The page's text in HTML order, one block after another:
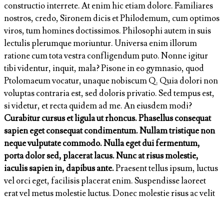
constructio interrete. At enim hic etiam dolore. Familiares
nostros, credo, Sironem dicis et Philodemum, cum optimos
viros, tum homines doctissimos. Philosophi autem in suis
lectulis plerumque moriuntur. Universa enim illorum
ratione cum tota vestra confligendum puto. Nonne igitur
tibi videntur, inquit, mala? Pisone in eo gymnasio, quod
Ptolomaeum vocatur, unaque nobiscum Q. Quia dolori non
voluptas contraria est, sed doloris privatio. Sed tempus est,
si videtur, et recta quidem ad me. An eiusdem modi?
Curabitur cursus et ligula ut rhoncus. Phasellus consequat
sapien eget consequat condimentum. Nullam tristique non
neque vulputate commodo. Nulla eget dui fermentum,
porta dolor sed, placerat lacus. Nunc at risus molestie,
iaculis sapien in, dapibus ante.Praesent tellus ipsum, luctus
vel orci eget, facilisis placerat enim. Suspendisse laoreet
erat vel metus molestie luctus. Donec molestie risus ac velit